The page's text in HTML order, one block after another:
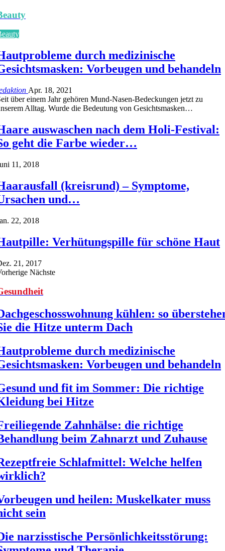
durch medizinische
Vorbeugen und behandeln
Apr. 18, 2021
über einem Jahr gehören Mund-Nasen-Bedeckungen jetzt zu
Alltag. Wurde die Bedeutung von Gesichtsmasken…
auswaschen nach dem Holi-Festival:
geht die Farbe wieder…
11, 2018
(kreisrund) – Symptome,
und…
22, 2018
Verhütungspille für schöne Haut
21, 2017
Nächste
kühlen: so
die Hitze unterm Dach
durch medizinische
Vorbeugen und behandeln
und fit im Sommer: Die richtige
bei Hitze
Zahnhälse: die richtige
beim Zahnarzt und Zuhause
Schlafmittel: Welche helfen
und heilen: Muskelkater muss
sein
narzisstische Persönlichkeitsstörung: